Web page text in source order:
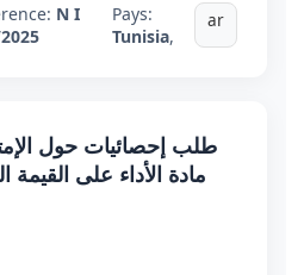
N I
Pays:
Tunisia,
ar
طلب إحصائيات حول
مادة الأداء على